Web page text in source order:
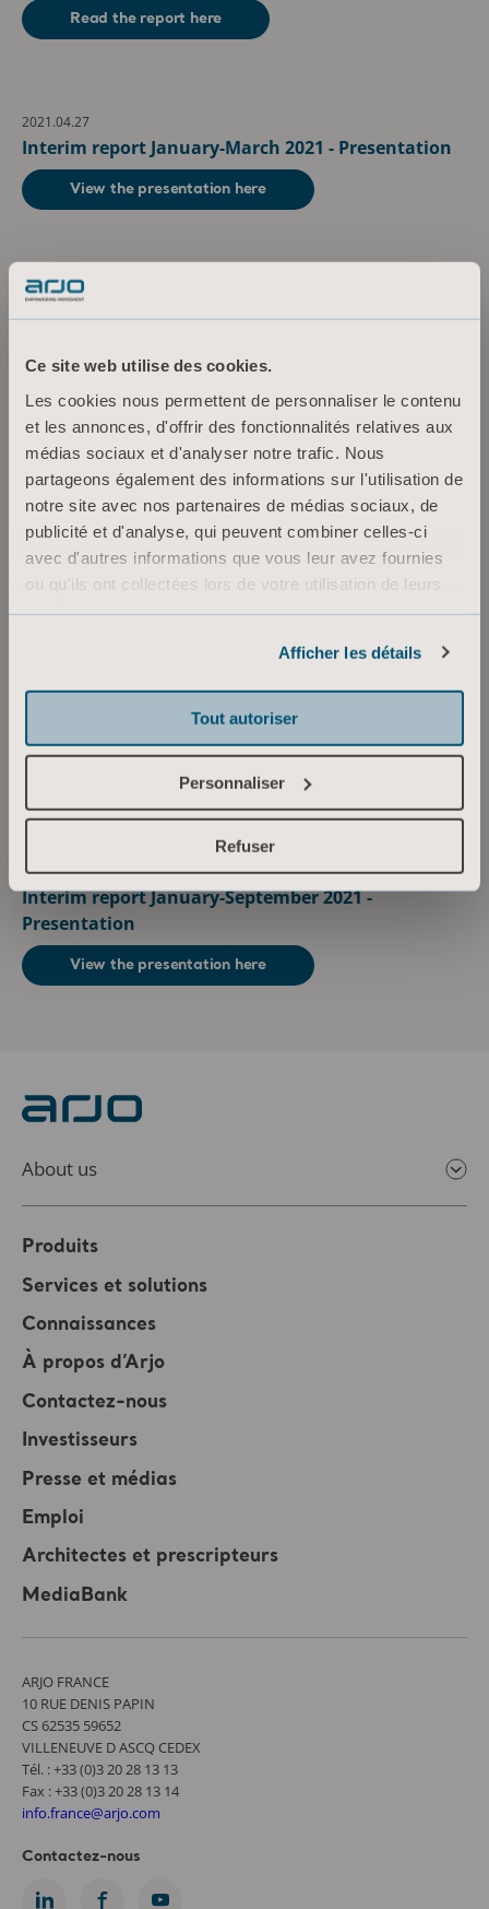
Ce site web utilise des cookies.
Les cookies nous permettent de personnaliser le contenu
et les annonces, d'offrir des fonctionnalités relatives aux
médias sociaux et d'analyser notre trafic. Nous
partageons également des informations sur l'utilisation de
notre site avec nos partenaires de médias sociaux, de
publicité et d'analyse, qui peuvent combiner celles-ci
avec d'autres informations que vous leur avez fournies
ou qu'ils ont collectées lors de votre utilisation de leurs
Afficher les détails
Tout autoriser
Personnaliser
Refuser
Read the report here
2021.04.27
Interim report January-March 2021 - Presentation
View the presentation here
juillet
2021.07.15
Read the report here
2021.07.15
Interim report January-June 2021 - Presentation
View the presentation here
Interim report January-September 2021
2021.10.28
Interim report January-September 2021 -
Presentation
View the presentation here
About us
Produits
Services et solutions
Connaissances
À propos d’Arjo
Contactez-nous
Investisseurs
Presse et médias
Emploi
Architectes et prescripteurs
MediaBank
ARJO FRANCE
10 RUE DENIS PAPIN
CS 62535 59652
VILLENEUVE D ASCQ CEDEX
Tél. : +33 (0)3 20 28 13 13
Fax : +33 (0)3 20 28 13 14
info.france@arjo.com
Contactez-nous